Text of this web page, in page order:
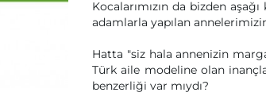
Kocalarımızın da bizden
adamlarla yapılan
Hatta "siz hala annenizin
Türk aile modeline olan
benzerliği var mıydı?